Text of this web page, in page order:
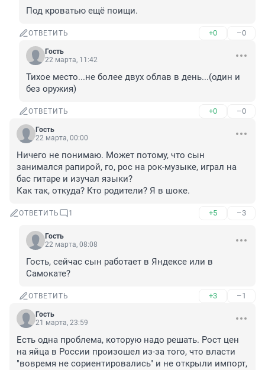
Под кроватью ещё поищи.
ОТВЕТИТЬ +0 –0
Гость
22 марта, 11:42
Тихое место...не более двух облав в день...(один и
без оружия)
ОТВЕТИТЬ +0 –0
Гость
22 марта, 00:00
Ничего не понимаю. Может потому, что сын
занимался рапирой, го, рос на рок-музыке, играл на
бас гитаре и изучал языки?
Как так, откуда? Кто родители? Я в шоке.
ОТВЕТИТЬ 1 +5 –3
Гость
22 марта, 08:08
Гость, сейчас сын работает в Яндексе или в
Самокате?
ОТВЕТИТЬ +3 –1
Гость
21 марта, 23:59
Есть одна проблема, которую надо решать. Рост цен
на яйца в России произошел из-за того, что власти
"вовремя не сориентировались" и не открыли импорт,